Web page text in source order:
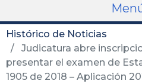
Histórico de Noticias
Judicatura abre
presentar el examen de
1905 de 2018 – Aplicación